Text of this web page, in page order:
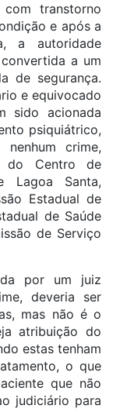
transtorno
e após a
a autoridade
a um
de segurança.
e equivocado
sido acionada
psiquiátrico,
crime,
do Centro de
Lagoa Santa,
Estadual de
de Saúde
de Serviço
por um juiz
deveria ser
mas não é o
atribuição do
estas tenham
o que
que não
judiciário para